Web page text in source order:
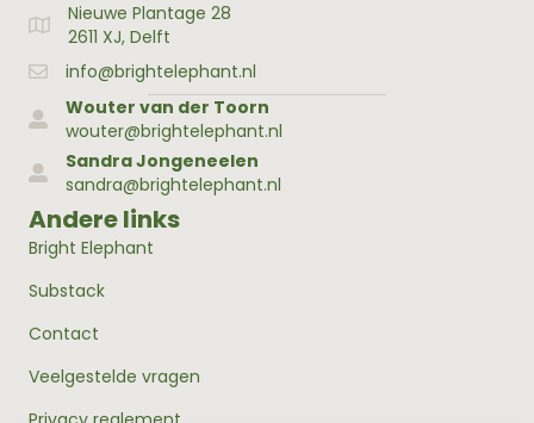
Adres Bright Elephant
Nieuwe Plantage 28
2611 XJ, Delft
info@brightelephant.nl
Wouter van der Toorn
wouter@brightelephant.nl
Sandra Jongeneelen
sandra@brightelephant.nl
Andere links
Bright Elephant
Substack
Contact
Veelgestelde vragen